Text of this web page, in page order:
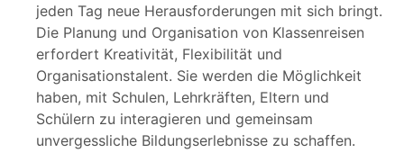
jeden Tag neue Herausforderungen mit sich bringt.
Die Planung und Organisation von Klassenreisen
erfordert Kreativität, Flexibilität und
Organisationstalent. Sie werden die Möglichkeit
haben, mit Schulen, Lehrkräften, Eltern und
Schülern zu interagieren und gemeinsam
unvergessliche Bildungserlebnisse zu schaffen.